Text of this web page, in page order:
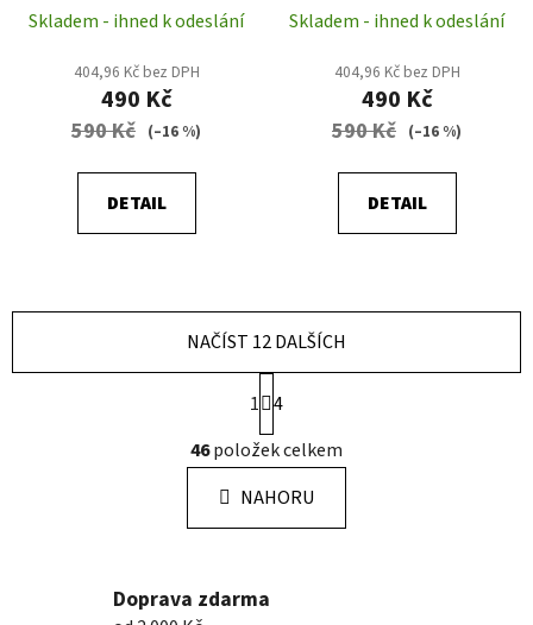
Skladem - ihned k odeslání
404,96 Kč bez DPH
490 Kč
590 Kč (–16 %)
DETAIL
Skladem - ihned k odeslání
404,96 Kč bez DPH
490 Kč
590 Kč (–16 %)
DETAIL
O
v
l
á
d
c
í
NAČÍST 12 DALŠÍCH
S
t
r
á
n
k
í
1 4
46položek celkem
NAHORU
Doprava zdarma